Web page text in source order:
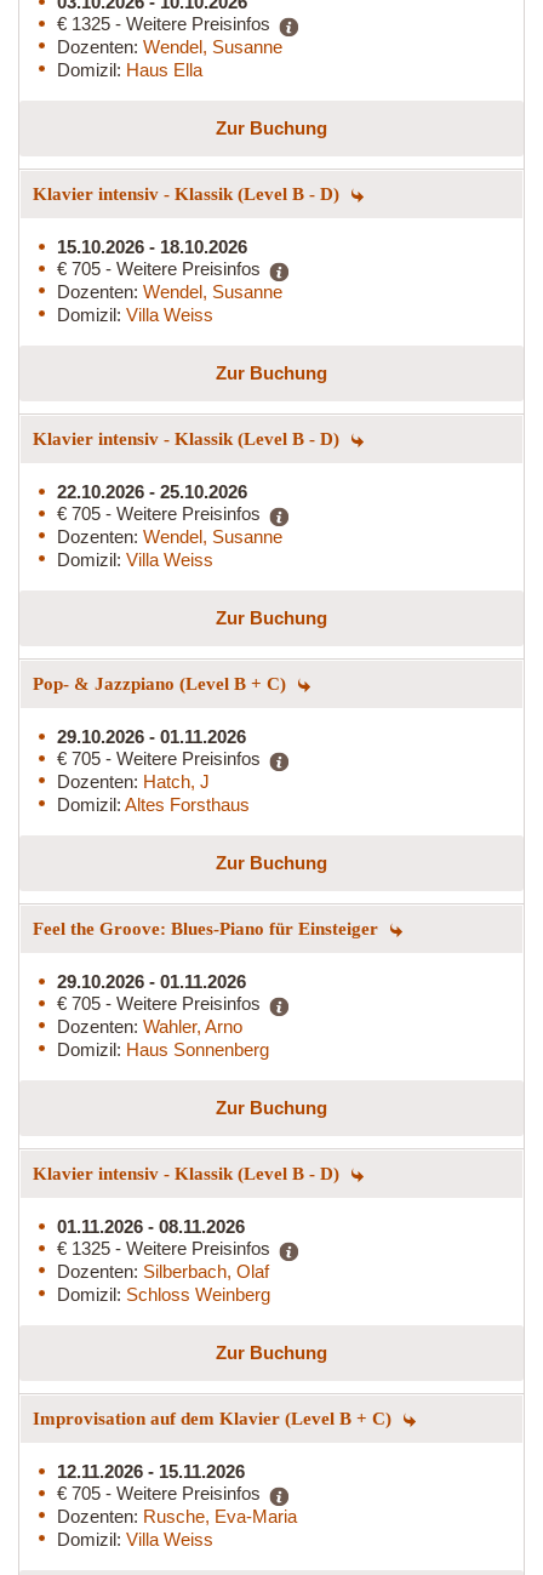
€ 1325 - Weitere Preisinfos
Dozenten: Wendel, Susanne
Domizil: Haus Ella
Zur Buchung
Klavier intensiv - Klassik (Level B - D)
15.10.2026 - 18.10.2026
€ 705 - Weitere Preisinfos
Dozenten: Wendel, Susanne
Domizil: Villa Weiss
Zur Buchung
Klavier intensiv - Klassik (Level B - D)
22.10.2026 - 25.10.2026
€ 705 - Weitere Preisinfos
Dozenten: Wendel, Susanne
Domizil: Villa Weiss
Zur Buchung
Pop- & Jazzpiano (Level B + C)
29.10.2026 - 01.11.2026
€ 705 - Weitere Preisinfos
Dozenten: Hatch, J
Domizil: Altes Forsthaus
Zur Buchung
Feel the Groove: Blues-Piano für Einsteiger
29.10.2026 - 01.11.2026
€ 705 - Weitere Preisinfos
Dozenten: Wahler, Arno
Domizil: Haus Sonnenberg
Zur Buchung
Klavier intensiv - Klassik (Level B - D)
01.11.2026 - 08.11.2026
€ 1325 - Weitere Preisinfos
Dozenten: Silberbach, Olaf
Domizil: Schloss Weinberg
Zur Buchung
Improvisation auf dem Klavier (Level B + C)
12.11.2026 - 15.11.2026
€ 705 - Weitere Preisinfos
Dozenten: Rusche, Eva-Maria
Domizil: Villa Weiss